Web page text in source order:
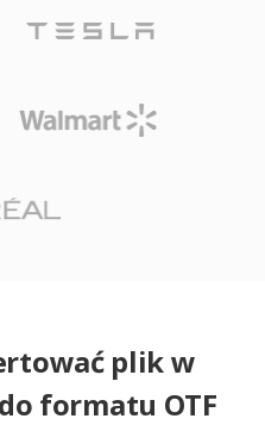
plik w
formatu OTF